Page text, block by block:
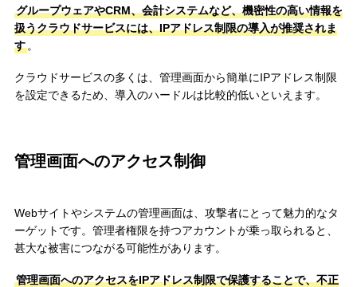
グループウェアやCRM、会計システムなど、機密性の高い情報を
扱うクラウドサービスには、IPアドレス制限の導入が推奨されま
す。
クラウドサービスの多くは、管理画面から簡単にIPアドレス制限
を設定できるため、導入のハードルは比較的低いといえます。
管理画面へのアクセス制御
Webサイトやシステムの管理画面は、攻撃者にとって魅力的なタ
ーゲットです。管理者権限を持つアカウントが乗っ取られると、
甚大な被害につながる可能性があります。
管理画面へのアクセスをIPアドレス制限で保護することで、不正